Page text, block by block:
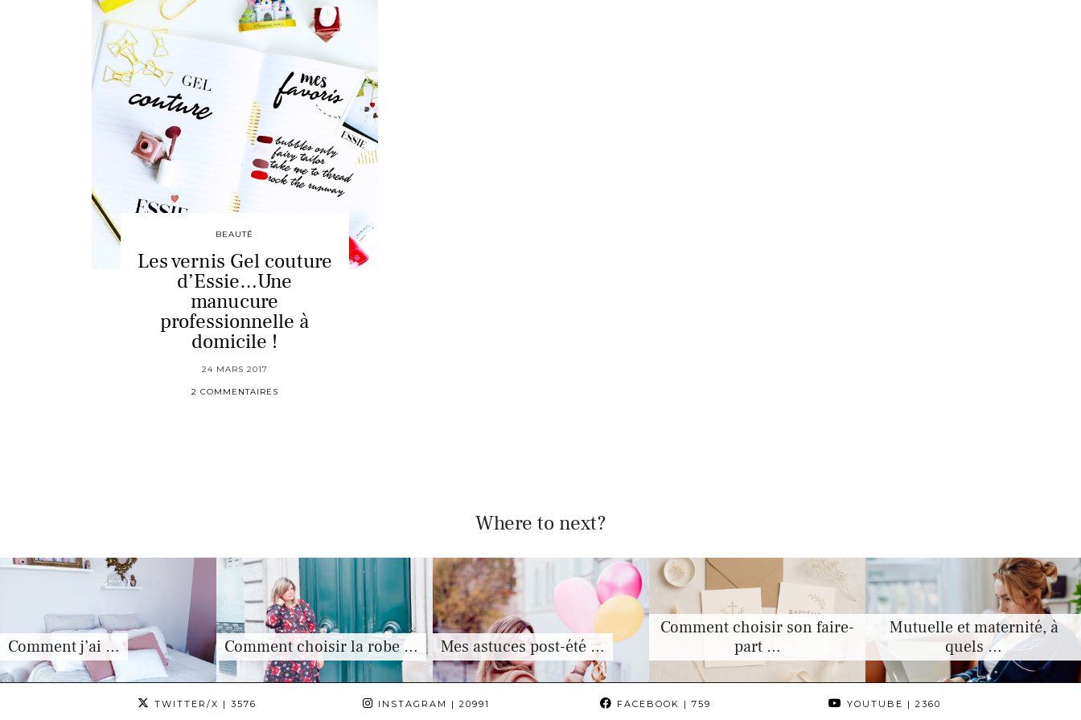
BEAUTÉ
Les vernis Gel couture
d’Essie…Une
manucure
professionnelle à
domicile !
24 MARS 2017
2 COMMENTAIRES
Where to next?
Comment j’ai … Comment choisir la robe … Mes astuces post-été …
Comment choisir son faire-
part …
Mutuelle et maternité, à
quels …
TWITTER/X | 3576 INSTAGRAM | 20991 FACEBOOK | 759 YOUTUBE | 2360